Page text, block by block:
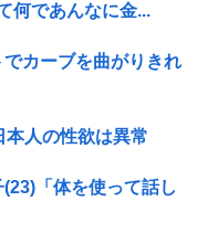
何であんなに金...
カーブを曲がりきれ
人の性欲は異常
「体を使って話し